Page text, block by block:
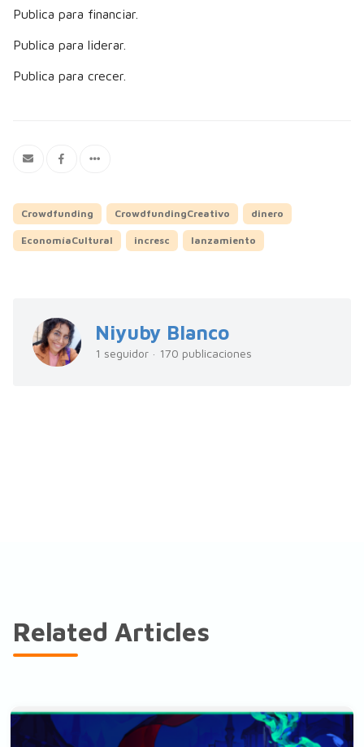
Publica para financiar.
Publica para liderar.
Publica para crecer.
Crowdfunding CrowdfundingCreativo dinero
EconomíaCultural incresc lanzamiento
Niyuby Blanco
1 seguidor · 170 publicaciones
Related Articles